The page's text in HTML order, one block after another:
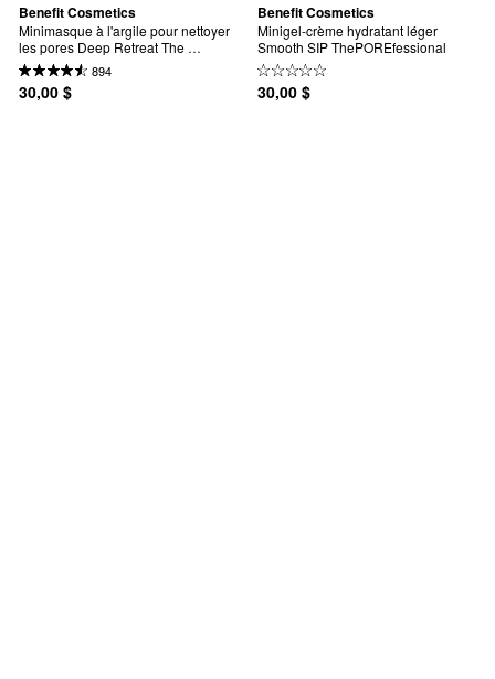
Benefit Cosmetics
Minimasque à l'argile pour nettoyer
les pores Deep Retreat The
POREfessional
894
30,00 $
Benefit Cosmetics
Minigel-crème hydratant léger
Smooth SIP ThePOREfessional
30,00 $